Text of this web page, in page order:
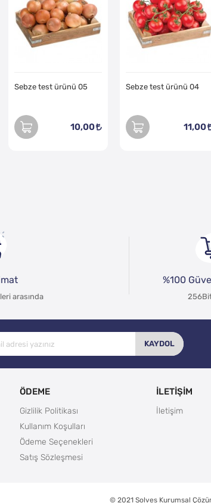
Sebze test ürünü 05
10,00
Sebze test ürünü 04
11,00
arasında
%100
KAYDOL
ÖDEME
Gizlilik Politikası
Kullanım Koşulları
Ödeme Seçenekleri
Satış Sözleşmesi
İLETİŞİM
İletişim
© 2021 Solves Kurumsal